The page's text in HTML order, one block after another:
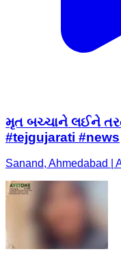
મૃત બચ્ચાને લઈને
#tejgujarati #news
Sanand, Ahmedabad |